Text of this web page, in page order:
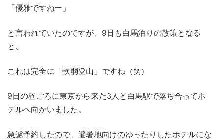
「優雅ですねー」
と言われていたのですが、9日も白馬泊りの散策となる
と、
これは完全に「軟弱登山」ですね（笑）
9日の昼ごろに東京から来た3人と白馬駅で落ち合ってホ
テルへ向かいました。
急遽予約したので、避暑地向けのゆったりしたホテルにな